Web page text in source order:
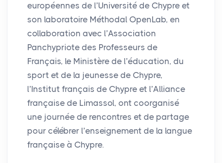
européennes de l’Université de Chypre et
son laboratoire Méthodal OpenLab, en
collaboration avec l’Association
Panchypriote des Professeurs de
Français, le Ministère de l’éducation, du
sport et de la jeunesse de Chypre,
l’Institut français de Chypre et l’Alliance
française de Limassol, ont coorganisé
une journée de rencontres et de partage
pour célébrer l’enseignement de la langue
française à Chypre.